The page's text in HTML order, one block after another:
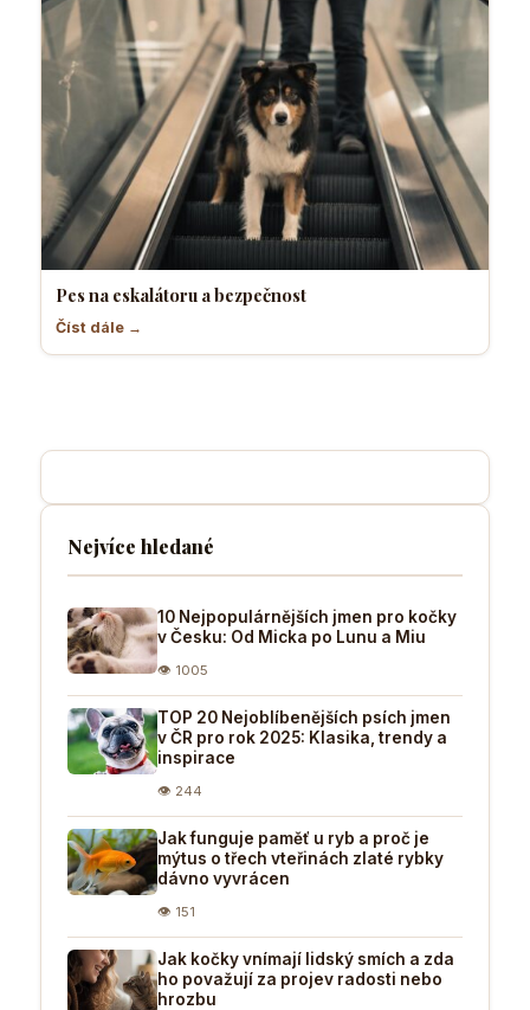
Pes na eskalátoru a bezpečnost
Číst dále →
Nejvíce hledané
10 Nejpopulárnějších jmen pro kočky
v Česku: Od Micka po Lunu a Miu
👁 1005
TOP 20 Nejoblíbenějších psích jmen
v ČR pro rok 2025: Klasika, trendy a
inspirace
👁 244
Jak funguje paměť u ryb a proč je
mýtus o třech vteřinách zlaté rybky
dávno vyvrácen
👁 151
Jak kočky vnímají lidský smích a zda
ho považují za projev radosti nebo
hrozbu